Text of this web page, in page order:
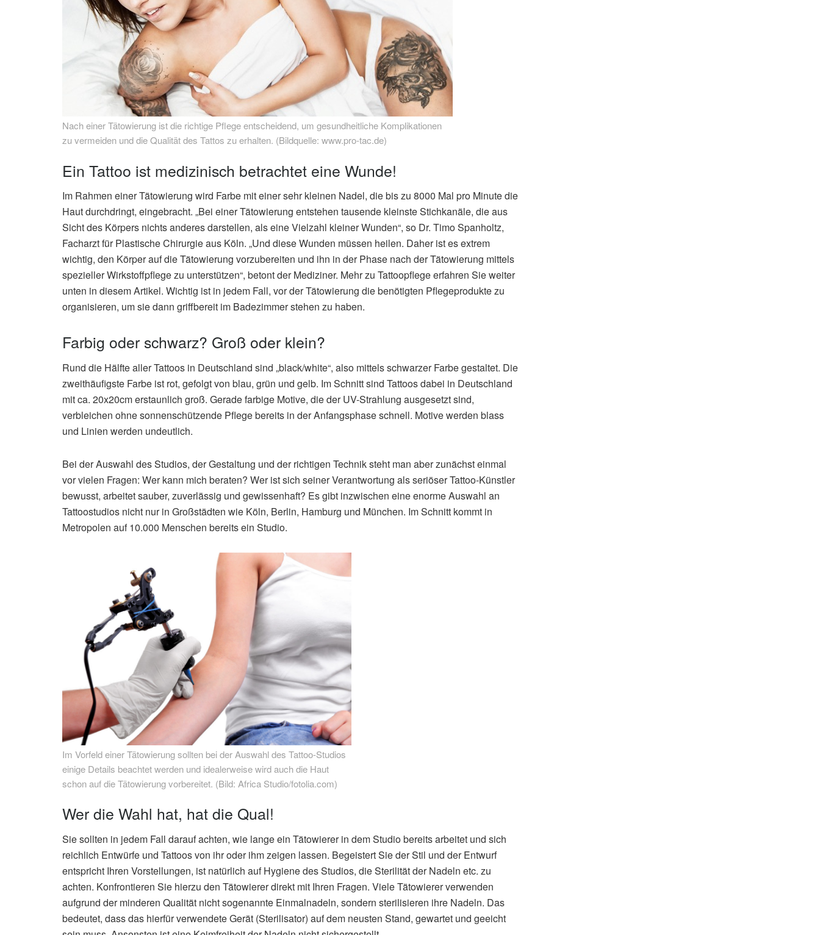
Nach einer Tätowierung ist die richtige Pflege entscheidend, um gesundheitliche Komplikationen
zu vermeiden und die Qualität des Tattos zu erhalten. (Bildquelle: www.pro-tac.de)
Ein Tattoo ist medizinisch betrachtet eine Wunde!
Im Rahmen einer Tätowierung wird Farbe mit einer sehr kleinen Nadel, die bis zu 8000 Mal pro Minute die
Haut durchdringt, eingebracht. „Bei einer Tätowierung entstehen tausende kleinste Stichkanäle, die aus
Sicht des Körpers nichts anderes darstellen, als eine Vielzahl kleiner Wunden“, so Dr. Timo Spanholtz,
Facharzt für Plastische Chirurgie aus Köln. „Und diese Wunden müssen heilen. Daher ist es extrem
wichtig, den Körper auf die Tätowierung vorzubereiten und ihn in der Phase nach der Tätowierung mittels
spezieller Wirkstoffpflege zu unterstützen“, betont der Mediziner. Mehr zu Tattoopflege erfahren Sie weiter
unten in diesem Artikel. Wichtig ist in jedem Fall, vor der Tätowierung die benötigten Pflegeprodukte zu
organisieren, um sie dann griffbereit im Badezimmer stehen zu haben.
Farbig oder schwarz? Groß oder klein?
Rund die Hälfte aller Tattoos in Deutschland sind „black/white“, also mittels schwarzer Farbe gestaltet. Die
zweithäufigste Farbe ist rot, gefolgt von blau, grün und gelb. Im Schnitt sind Tattoos dabei in Deutschland
mit ca. 20x20cm erstaunlich groß. Gerade farbige Motive, die der UV-Strahlung ausgesetzt sind,
verbleichen ohne sonnenschützende Pflege bereits in der Anfangsphase schnell. Motive werden blass
und Linien werden undeutlich.
Bei der Auswahl des Studios, der Gestaltung und der richtigen Technik steht man aber zunächst einmal
vor vielen Fragen: Wer kann mich beraten? Wer ist sich seiner Verantwortung als seriöser Tattoo-Künstler
bewusst, arbeitet sauber, zuverlässig und gewissenhaft? Es gibt inzwischen eine enorme Auswahl an
Tattoostudios nicht nur in Großstädten wie Köln, Berlin, Hamburg und München. Im Schnitt kommt in
Metropolen auf 10.000 Menschen bereits ein Studio.
Im Vorfeld einer Tätowierung sollten bei der Auswahl des Tattoo-Studios
einige Details beachtet werden und idealerweise wird auch die Haut
schon auf die Tätowierung vorbereitet. (Bild: Africa Studio/fotolia.com)
Wer die Wahl hat, hat die Qual!
Sie sollten in jedem Fall darauf achten, wie lange ein Tätowierer in dem Studio bereits arbeitet und sich
reichlich Entwürfe und Tattoos von ihr oder ihm zeigen lassen. Begeistert Sie der Stil und der Entwurf
entspricht Ihren Vorstellungen, ist natürlich auf Hygiene des Studios, die Sterilität der Nadeln etc. zu
achten. Konfrontieren Sie hierzu den Tätowierer direkt mit Ihren Fragen. Viele Tätowierer verwenden
aufgrund der minderen Qualität nicht sogenannte Einmalnadeln, sondern sterilisieren ihre Nadeln. Das
bedeutet, dass das hierfür verwendete Gerät (Sterilisator) auf dem neusten Stand, gewartet und geeicht